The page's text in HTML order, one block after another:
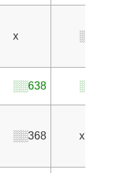
x ░░502
░░638 ░░638
░░368 x